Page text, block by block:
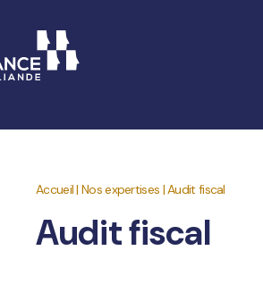
Accueil|Nos expertises |Audit fiscal
Audit fiscal